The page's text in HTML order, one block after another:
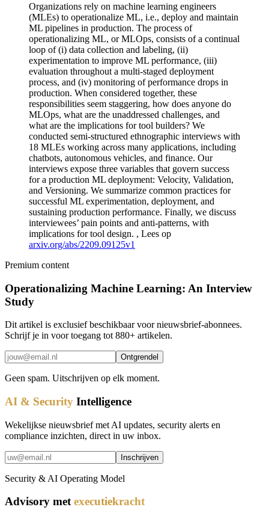
Organizations rely on machine learning engineers
(MLEs) to operationalize ML, i.e., deploy and maintain
ML pipelines in production. The process of
operationalizing ML, or MLOps, consists of a continual
loop of (i) data collection and labeling, (ii)
experimentation to improve ML performance, (iii)
evaluation throughout a multi-staged deployment
process, and (iv) monitoring of performance drops in
production. When considered together, these
responsibilities seem staggering, how does anyone do
MLOps, what are the unaddressed challenges, and
what are the implications for tool builders? We
conducted semi-structured ethnographic interviews with
18 MLEs working across many applications, including
chatbots, autonomous vehicles, and finance. Our
interviews expose three variables that govern success
for a production ML deployment: Velocity, Validation,
and Versioning. We summarize common practices for
successful ML experimentation, deployment, and
sustaining production performance. Finally, we discuss
interviewees’ pain points and anti-patterns, with
implications for tool design. , Lees op
arxiv.org/abs/2209.09125v1
Premium content
Operationalizing Machine Learning: An Interview
Study
Dit artikel is exclusief beschikbaar voor nieuwsbrief-abonnees.
Schrijf je in voor toegang tot 880+ artikelen.
Ontgrendel
Geen spam. Uitschrijven op elk moment.
AI & Security Intelligence
Wekelijkse nieuwsbrief met AI updates, security alerts en
compliance inzichten, direct in uw inbox.
Inschrijven
Security & AI Operating Model
Advisory metexecutiekracht